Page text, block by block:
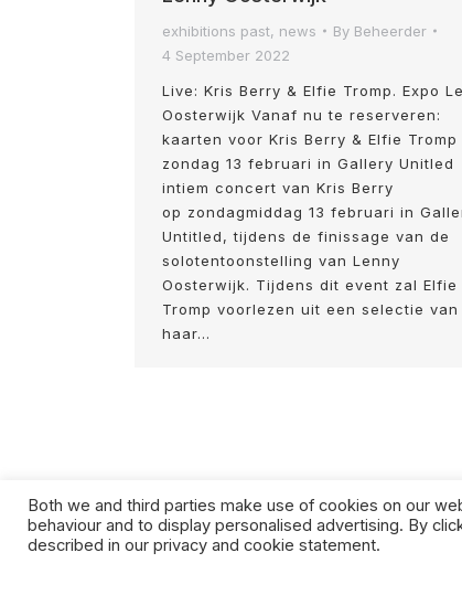
exhibitions past, news By Beheerder
4 September 2022
Live: Kris Berry & Elfie Tromp. Expo
Oosterwijk Vanaf nu te reserveren:
kaarten voor Kris Berry & Elfie Tromp
zondag 13 februari in Gallery Unitled
intiem concert van Kris Berry
op zondagmiddag 13 februari in
Untitled, tijdens de finissage van de
solotentoonstelling van Lenny
Oosterwijk. Tijdens dit event zal Elfie
Tromp voorlezen uit een selectie van
haar…
Both we and third parties make use of cookies on our
behaviour and to display personalised advertising. By
described in our privacy and cookie statement.